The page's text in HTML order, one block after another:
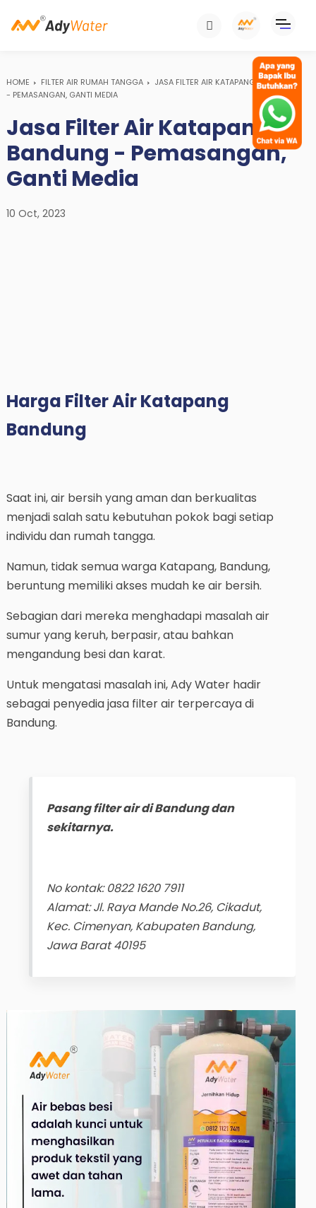
HOME FILTER AIR RUMAH TANGGA
JASA FILTER AIR KATAPANG BANDUNG
- PEMASANGAN, GANTI MEDIA
Jasa Filter Air Katapang
Bandung - Pemasangan,
Ganti Media
10 Oct, 2023
Harga Filter Air Katapang
Bandung
Saat ini, air bersih yang aman dan berkualitas
menjadi salah satu kebutuhan pokok bagi setiap
individu dan rumah tangga.
Namun, tidak semua warga Katapang, Bandung,
beruntung memiliki akses mudah ke air bersih.
Sebagian dari mereka menghadapi masalah air
sumur yang keruh, berpasir, atau bahkan
mengandung besi dan karat.
Untuk mengatasi masalah ini, Ady Water hadir
sebagai penyedia jasa filter air terpercaya di
Bandung.
Pasang filter air di Bandung dan
sekitarnya.
No kontak: 0822 1620 7911
Alamat: Jl. Raya Mande No.26, Cikadut,
Kec. Cimenyan, Kabupaten Bandung,
Jawa Barat 40195